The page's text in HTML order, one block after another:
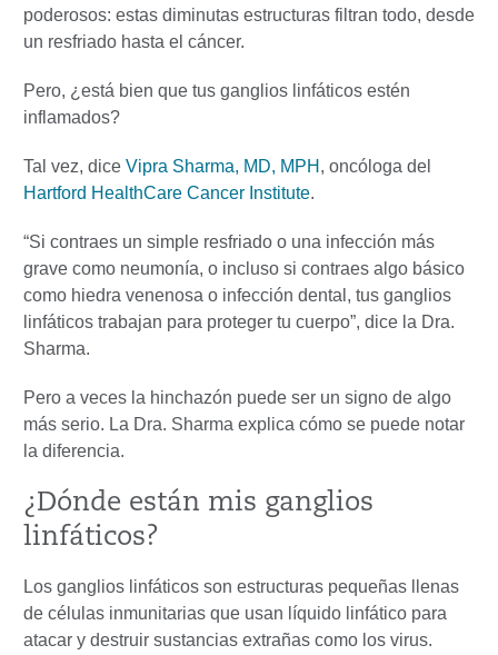
poderosos: estas diminutas estructuras filtran todo, desde
un resfriado hasta el cáncer.
Pero, ¿está bien que tus ganglios linfáticos estén
inflamados?
Tal vez, dice Vipra Sharma, MD, MPH , oncóloga del
Hartford HealthCare Cancer Institute.
“Si contraes un simple resfriado o una infección más
grave como neumonía, o incluso si contraes algo básico
como hiedra venenosa o infección dental, tus ganglios
linfáticos trabajan para proteger tu cuerpo”, dice la Dra.
Sharma.
Pero a veces la hinchazón puede ser un signo de algo
más serio. La Dra. Sharma explica cómo se puede notar
la diferencia.
¿Dónde están mis ganglios
linfáticos?
Los ganglios linfáticos son estructuras pequeñas llenas
de células inmunitarias que usan líquido linfático para
atacar y destruir sustancias extrañas como los virus.